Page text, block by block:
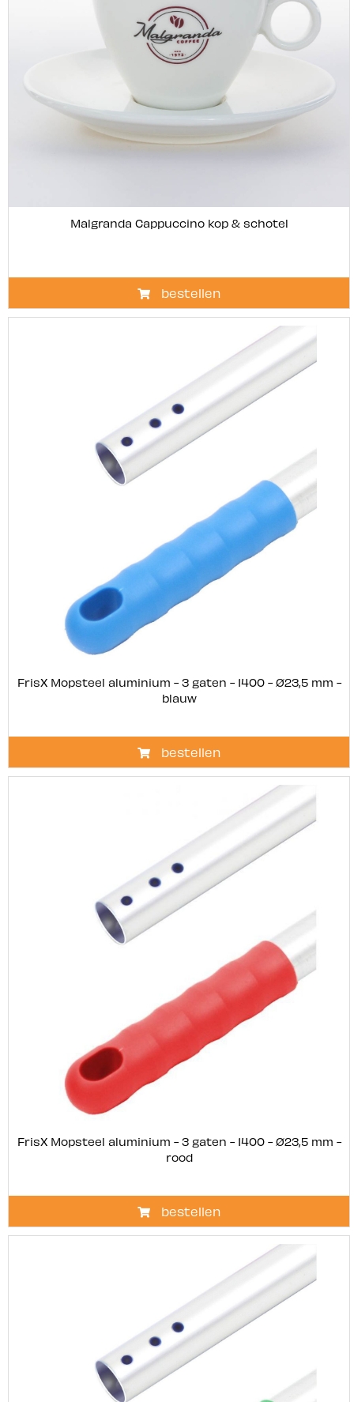
Malgranda Cappuccino kop & schotel
bestellen
FrisX Mopsteel aluminium - 3 gaten - 1400 - Ø23,5 mm -
blauw
bestellen
FrisX Mopsteel aluminium - 3 gaten - 1400 - Ø23,5 mm -
rood
bestellen